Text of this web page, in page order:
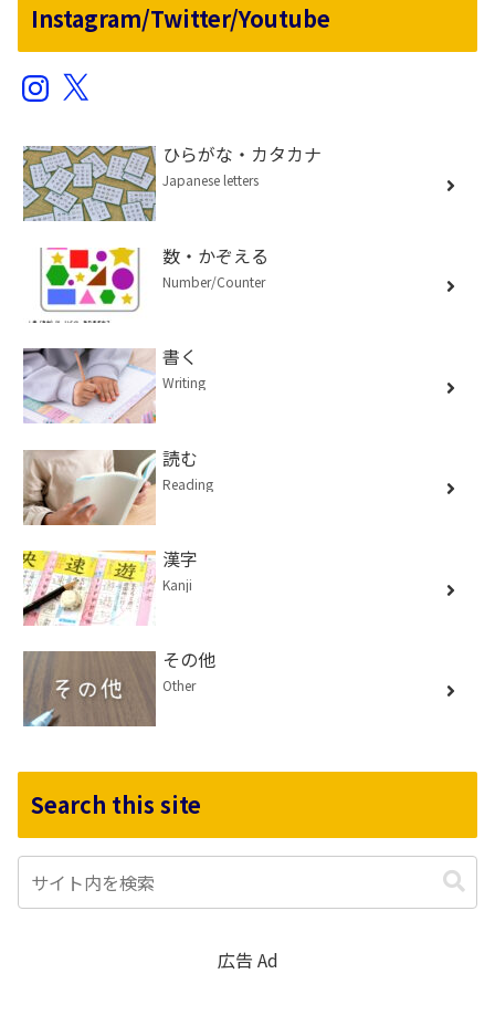
Instagram/Twitter/Youtube
Instagram
X
ひらがな・カタカナ
Japanese letters
数・かぞえる
Number/Counter
書く
Writing
読む
Reading
漢字
Kanji
その他
Other
Search this site
広告 Ad